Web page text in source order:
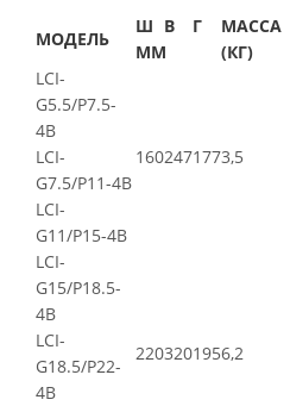
МОДЕЛЬ
Ш В Г
МАССА
(КГ)
ММ
LCI-
G5.5/P7.5-
4B
1602471773,5
LCI-
G7.5/P11-4B
LCI-
G11/P15-4B
LCI-
G15/P18.5-
4B
2203201956,2
LCI-
G18.5/P22-
4В